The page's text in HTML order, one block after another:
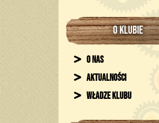
O KLUBIE
O nas
Aktualności
Władze klubu